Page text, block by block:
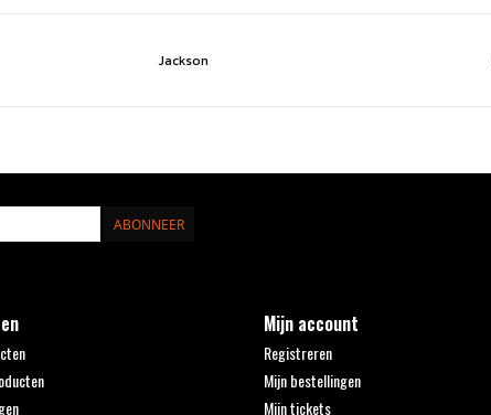
Jackson
ABONNEER
Mijn account
Registreren
Mijn bestellingen
Mijn tickets